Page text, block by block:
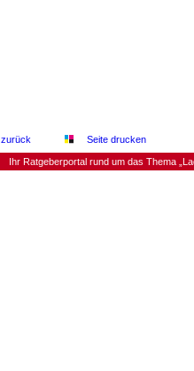
zurück Seite drucken
Ihr Ratgeberportal rund um das Thema